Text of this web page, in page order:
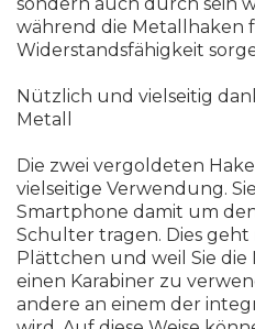
während die Metallhaken
Widerstandsfähigkeit
Nützlich und vielseitig
Metall
Die zwei vergoldeten
vielseitige Verwendung.
Smartphone damit um
Schulter tragen. Dies
Plättchen und weil Sie
einen Karabiner zu
andere an einem der